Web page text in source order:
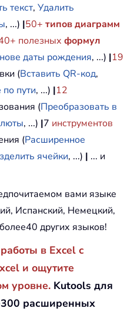
текст, Удалить
, ...) |50+ типов диаграмм
полезных формул
даты рождения, ...) |19
(Вставить QR-код,
пути, ...) |12
(Преобразовать в
, ...) |7 инструментов
(Расширенное
ячейки, ...) | ... и
вами языке
Испанский, Немецкий,
других языков!
в Excel с
и ощутите
уровне. Kutools для
расширенных